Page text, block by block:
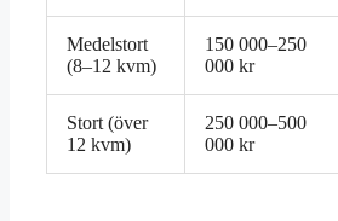
Medelstort
(8–12 kvm)
150 000–250
000 kr
Stort (över
12 kvm)
250 000–500
000 kr